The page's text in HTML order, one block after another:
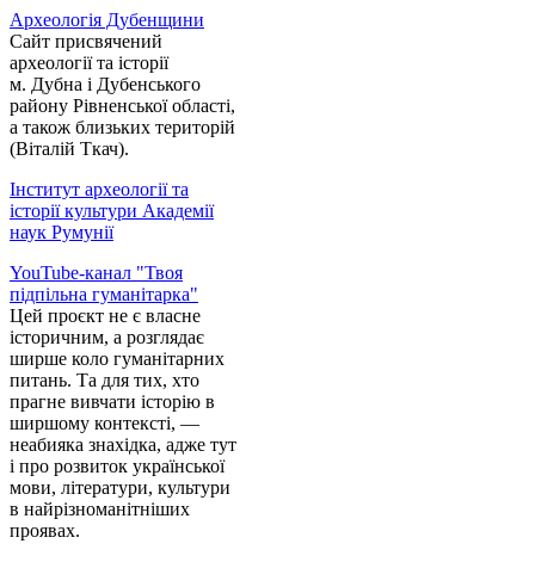
Археологія Дубенщини
Сайт присвячений
археології та історії
м. Дубна і Дубенського
району Рівненської області,
а також близьких територій
(Віталій Ткач).
Інститут археології та
історії культури Академії
наук Румунії
YouTube-канал "Твоя
підпільна гуманітарка"
Цей проєкт не є власне
історичним, а розглядає
ширше коло гуманітарних
питань. Та для тих, хто
прагне вивчати історію в
ширшому контексті, —
неабияка знахідка, адже тут
і про розвиток української
мови, літератури, культури
в найрізноманітніших
проявах.